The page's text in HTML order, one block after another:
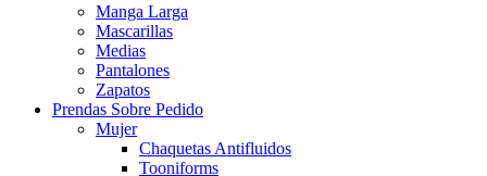
Manga Larga
Mascarillas
Medias
Pantalones
Zapatos
Prendas Sobre Pedido
Mujer
Chaquetas Antifluidos
Tooniforms